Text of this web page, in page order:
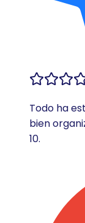
Todo ha
bien
10.